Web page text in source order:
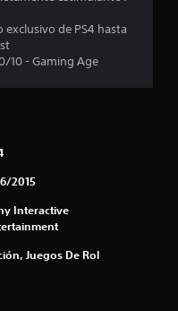
d
c
de PS4 hasta
10 - Gaming Age
2015
Interactive
Juegos De Rol